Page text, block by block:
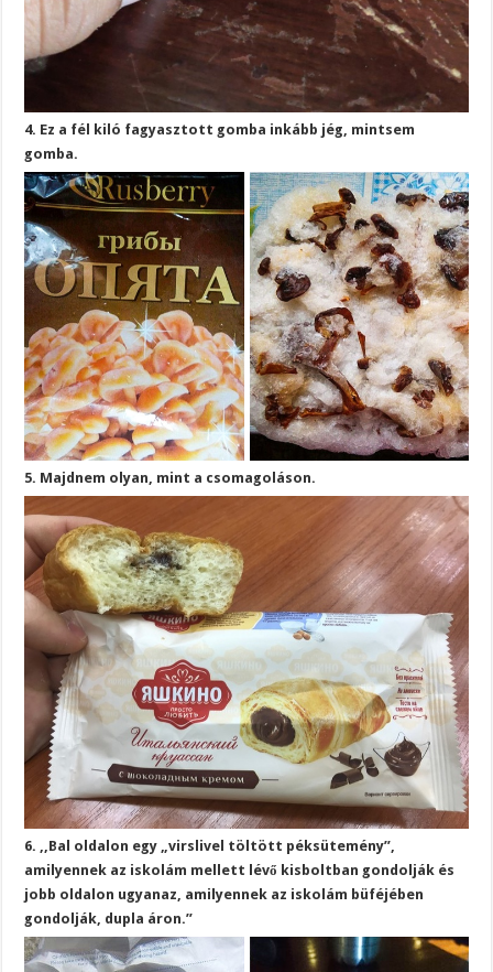
4. Ez a fél kiló fagyasztott gomba inkább jég, mintsem
gomba.
5. Majdnem olyan, mint a csomagoláson.
6. ,,Bal oldalon egy „virslivel töltött péksütemény”,
amilyennek az iskolám mellett lévő kisboltban gondolják és
jobb oldalon ugyanaz, amilyennek az iskolám büféjében
gondolják, dupla áron.”